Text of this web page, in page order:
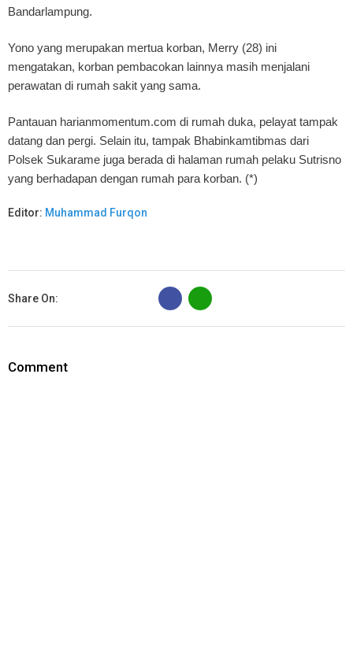
Bandarlampung.
Yono yang merupakan mertua korban, Merry (28) ini
mengatakan, korban pembacokan lainnya masih menjalani
perawatan di rumah sakit yang sama.
Pantauan harianmomentum.com di rumah duka, pelayat tampak
datang dan pergi. Selain itu, tampak Bhabinkamtibmas dari
Polsek Sukarame juga berada di halaman rumah pelaku Sutrisno
yang berhadapan dengan rumah para korban. (*)
Editor: Muhammad Furqon
Share On:
B
Comment